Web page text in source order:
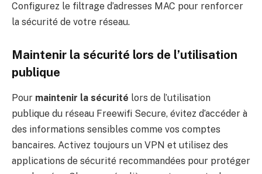
Configurez le filtrage d’adresses MAC pour renforcer
la sécurité de votre réseau.
Maintenir la sécurité lors de l’utilisation
publique
Pour maintenir la sécurité lors de l’utilisation
publique du réseau Freewifi Secure, évitez d’accéder à
des informations sensibles comme vos comptes
bancaires. Activez toujours un VPN et utilisez des
applications de sécurité recommandées pour protéger